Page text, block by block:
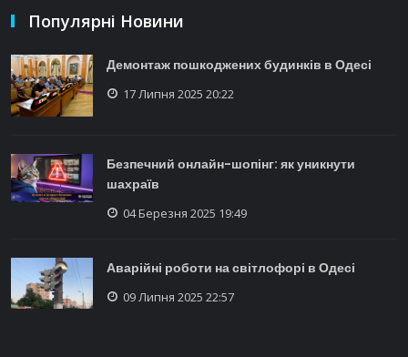
Популярні Новини
Демонтаж пошкоджених будинків в Одесі
17 Липня 2025 20:22
Безпечний онлайн-шопінг: як уникнути
шахраїв
04 Березня 2025 19:49
Аварійні роботи на світлофорі в Одесі
09 Липня 2025 22:57